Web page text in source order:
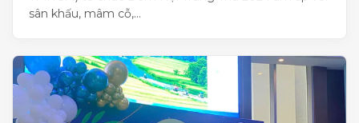
sân khấu, mâm cỗ,...